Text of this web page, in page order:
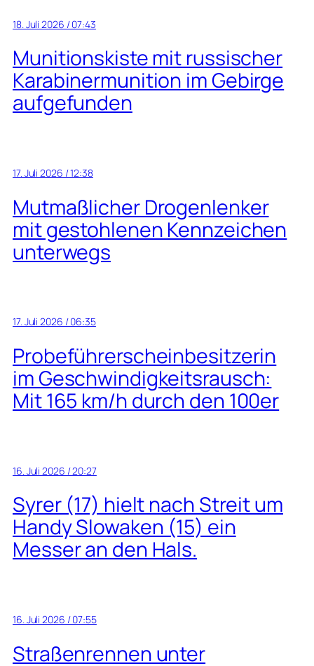
18. Juli 2026 / 07:43
Munitionskiste mit russischer
Karabinermunition im Gebirge
aufgefunden
17. Juli 2026 / 12:38
Mutmaßlicher Drogenlenker
mit gestohlenen Kennzeichen
unterwegs
17. Juli 2026 / 06:35
Probeführerscheinbesitzerin
im Geschwindigkeitsrausch:
Mit 165 km/h durch den 100er
16. Juli 2026 / 20:27
Syrer (17) hielt nach Streit um
Handy Slowaken (15) ein
Messer an den Hals.
16. Juli 2026 / 07:55
Straßenrennen unter